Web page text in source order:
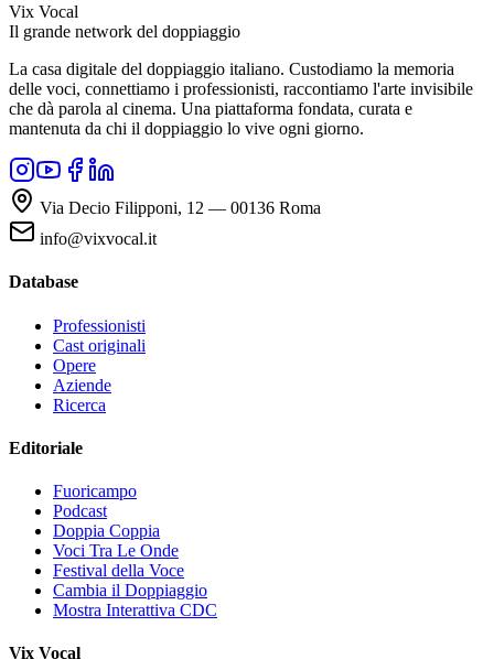
Vix Vocal
Il grande network del doppiaggio
La casa digitale del doppiaggio italiano. Custodiamo la memoria
delle voci, connettiamo i professionisti, raccontiamo l'arte invisibile
che dà parola al cinema. Una piattaforma fondata, curata e
mantenuta da chi il doppiaggio lo vive ogni giorno.
Via Decio Filipponi, 12 — 00136 Roma
info@vixvocal.it
Database
Professionisti
Cast originali
Opere
Aziende
Ricerca
Editoriale
Fuoricampo
Podcast
Doppia Coppia
Voci Tra Le Onde
Festival della Voce
Cambia il Doppiaggio
Mostra Interattiva CDC
Vix Vocal